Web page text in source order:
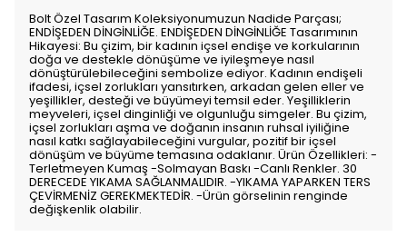
Bolt Özel Tasarım Koleksiyonumuzun Nadide Parçası;
ENDİŞEDEN DİNGİNLİĞE. ENDİŞEDEN DİNGİNLİĞE Tasarımının
Hikayesi: Bu çizim, bir kadının içsel endişe ve korkularının
doğa ve destekle dönüşüme ve iyileşmeye nasıl
dönüştürülebileceğini sembolize ediyor. Kadının endişeli
ifadesi, içsel zorlukları yansıtırken, arkadan gelen eller ve
yeşillikler, desteği ve büyümeyi temsil eder. Yeşilliklerin
meyveleri, içsel dinginliği ve olgunluğu simgeler. Bu çizim,
içsel zorlukları aşma ve doğanın insanın ruhsal iyiliğine
nasıl katkı sağlayabileceğini vurgular, pozitif bir içsel
dönüşüm ve büyüme temasına odaklanır. Ürün Özellikleri: -
Terletmeyen Kumaş -Solmayan Baskı -Canlı Renkler. 30
DERECEDE YIKAMA SAĞLANMALIDIR. -YIKAMA YAPARKEN TERS
ÇEVİRMENİZ GEREKMEKTEDİR. -Ürün görselinin renginde
değişkenlik olabilir.